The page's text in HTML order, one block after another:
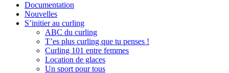
Documentation
Nouvelles
S’initier au curling
ABC du curling
T’es plus curling que tu penses !
Curling 101 entre femmes
Location de glaces
Un sport pour tous